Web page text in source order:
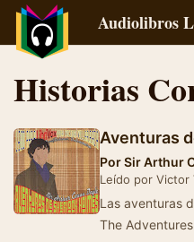
Audiolibros
Historias
Aventuras
PorSir Arthur
Leído por Victor
Las aventuras
The